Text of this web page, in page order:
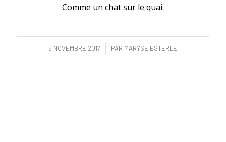
Comme un chat sur le quai.
5 NOVEMBRE 2017
/ PAR MARYSE ESTERLE